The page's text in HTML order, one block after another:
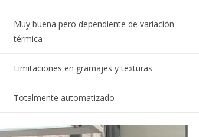
Muy buena pero dependiente de variación
térmica
Limitaciones en gramajes y texturas
Totalmente automatizado